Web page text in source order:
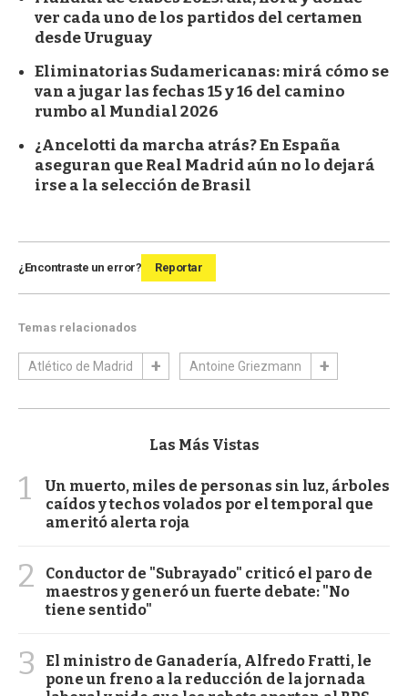
ver cada uno de los partidos del certamen
desde Uruguay
Eliminatorias Sudamericanas: mirá cómo se
van a jugar las fechas 15 y 16 del camino
rumbo al Mundial 2026
¿Ancelotti da marcha atrás? En España
aseguran que Real Madrid aún no lo dejará
irse a la selección de Brasil
¿Encontraste un error? Reportar
Temas relacionados
Atlético de Madrid Antoine Griezmann
Las Más Vistas
1
Un muerto, miles de personas sin luz, árboles
caídos y techos volados por el temporal que
ameritó alerta roja
2
Conductor de "Subrayado" criticó el paro de
maestros y generó un fuerte debate: "No
tiene sentido"
3
El ministro de Ganadería, Alfredo Fratti, le
pone un freno a la reducción de la jornada